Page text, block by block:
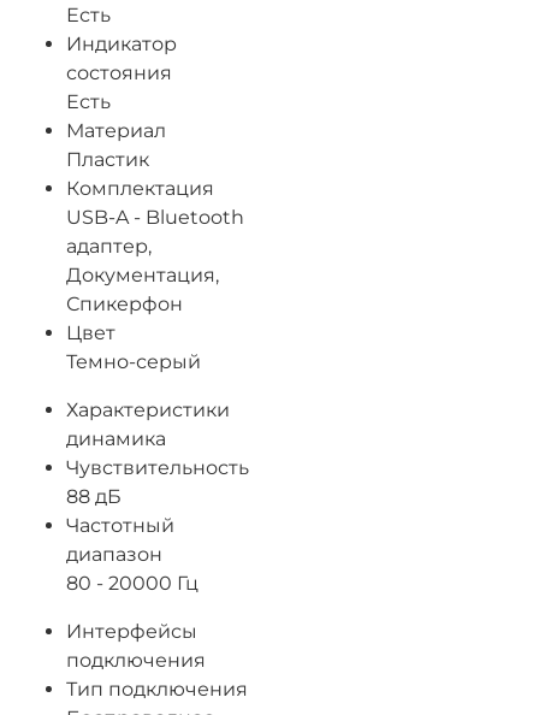
Есть
Индикатор
состояния
Есть
Материал
Пластик
Комплектация
USB-A - Bluetooth
адаптер,
Документация,
Спикерфон
Цвет
Темно-серый
Характеристики
динамика
Чувствительность
88 дБ
Частотный
диапазон
80 - 20000 Гц
Интерфейсы
подключения
Тип подключения